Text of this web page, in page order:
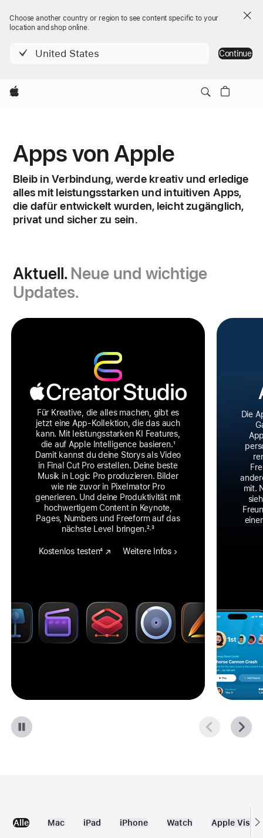
Choose another country or region to see content specific to your
location and shop online.
United States Continue
Apple
Apps von Apple
Bleib in Verbindung, werde kreativ und erledige
alles mit leistungs­starken und intuitiven Apps,
die dafür entwickelt wurden, leicht zugänglich,
privat und sicher zu sein.
Aktuell.Neue und wichtige
Updates.
Für Kreative, die alles machen, gibt es
jetzt eine App-Kollektion, die das auch
kann. Mit leistungsstarken KI Features,
die auf Apple Intelligence basieren.1
Damit kannst du deine Storys als Video
in Final Cut Pro erstellen. Deine beste
Musik in Logic Pro produzieren. Bilder
wie nie zuvor in Pixelmator Pro
generieren. Und deine Produktivität mit
hochwertigem Content in Keynote,
Pages, Numbers und Freeform auf das
nächste Level bringen.2,3
Kostenlos testen4 Weitere Infos
Die
mit.
Alle Mac iPad iPhone Watch Apple